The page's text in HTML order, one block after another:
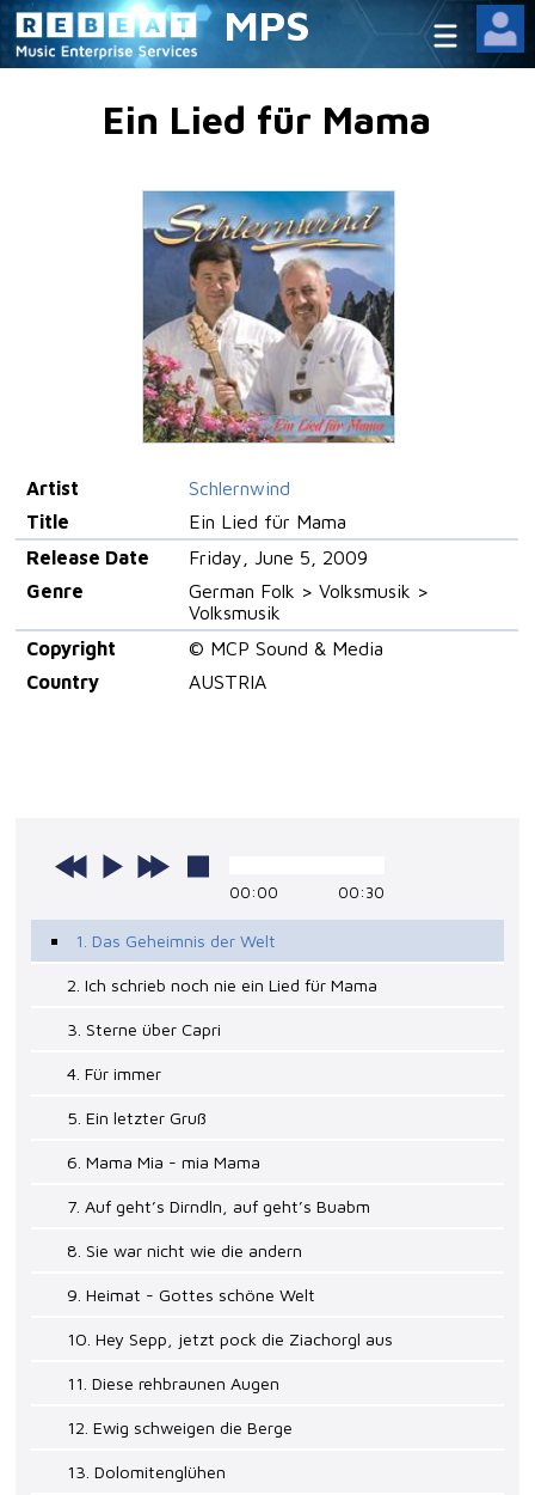
MPS
Ein Lied für Mama
Artist
Schlernwind
Title
Ein Lied für Mama
Release Date
Friday, June 5, 2009
Genre
German Folk > Volksmusik >
Volksmusik
Copyright
© MCP Sound & Media
Country
AUSTRIA
00:00 00:30
1. Das Geheimnis der Welt
2. Ich schrieb noch nie ein Lied für Mama
3. Sterne über Capri
4. Für immer
5. Ein letzter Gruß
6. Mama Mia - mia Mama
7. Auf geht’s Dirndln, auf geht’s Buabm
8. Sie war nicht wie die andern
9. Heimat - Gottes schöne Welt
10. Hey Sepp, jetzt pock die Ziachorgl aus
11. Diese rehbraunen Augen
12. Ewig schweigen die Berge
13. Dolomitenglühen